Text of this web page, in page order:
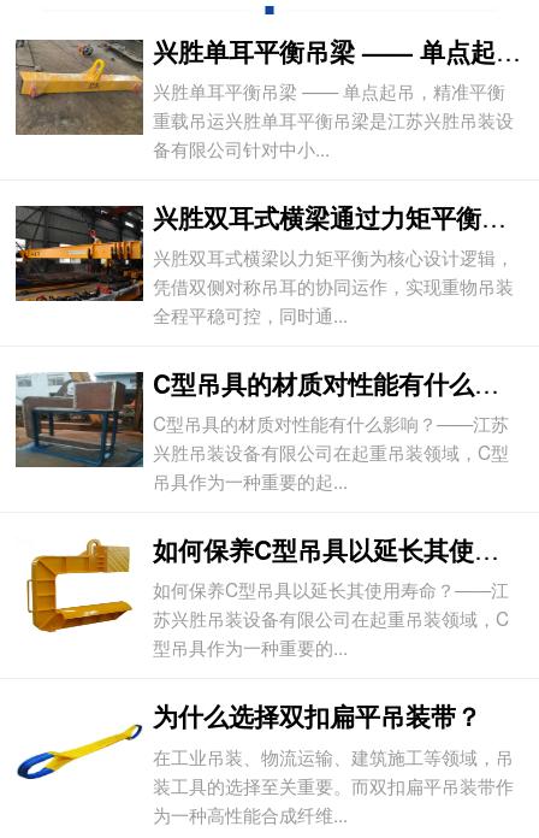
兴胜单耳平衡吊梁 —— 单点起吊，精准平
兴胜单耳平衡吊梁 —— 单点起吊，精准平衡
重载吊运兴胜单耳平衡吊梁是江苏兴胜吊装设
备有限公司针对中小...
兴胜双耳式横梁通过力矩平衡实现重物平稳吊
兴胜双耳式横梁以力矩平衡为核心设计逻辑，
凭借双侧对称吊耳的协同运作，实现重物吊装
全程平稳可控，同时通...
C型吊具的材质对性能有什么影响？
C型吊具的材质对性能有什么影响？——江苏
兴胜吊装设备有限公司在起重吊装领域，C型
吊具作为一种重要的起...
如何保养C型吊具以延长其使用寿命？
如何保养C型吊具以延长其使用寿命？——江
苏兴胜吊装设备有限公司在起重吊装领域，C
型吊具作为一种重要的...
为什么选择双扣扁平吊装带？
在工业吊装、物流运输、建筑施工等领域，吊
装工具的选择至关重要。而双扣扁平吊装带作
为一种高性能合成纤维...